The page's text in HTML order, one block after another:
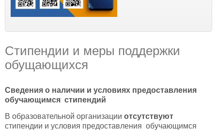
Стипендии и меры поддержки
обущающихся
Сведения о наличии и условиях предоставления
обучающимся стипендий
В образовательной организации отсутствуют
стипендии и условия предоставления обучающимся